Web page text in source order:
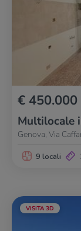
€ 450.000
Multilocale
Genova, Via
9 locali
VISITA 3D